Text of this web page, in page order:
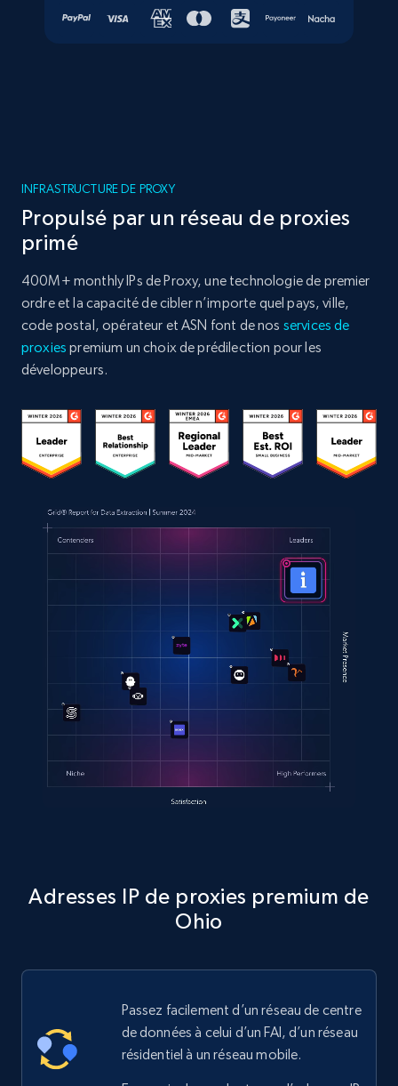
INFRASTRUCTURE DE PROXY
Propulsé par un réseau de proxies
primé
400M+ monthly IPs de Proxy, une technologie de premier
ordre et la capacité de cibler n’importe quel pays, ville,
code postal, opérateur et ASN font de nos services de
proxies premium un choix de prédilection pour les
développeurs.
Adresses IP de proxies premium de
Ohio
Passez facilement d’un réseau de centre
de données à celui d’un FAI, d’un réseau
résidentiel à un réseau mobile.